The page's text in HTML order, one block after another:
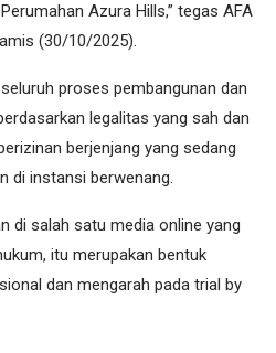
Azura Hills,” tegas AFA
(30/10/2025).
proses pembangunan dan
legalitas yang sah dan
berjenjang yang sedang
di instansi berwenang.
di salah satu media online yang
itu merupakan bentuk
dan mengarah pada trial by